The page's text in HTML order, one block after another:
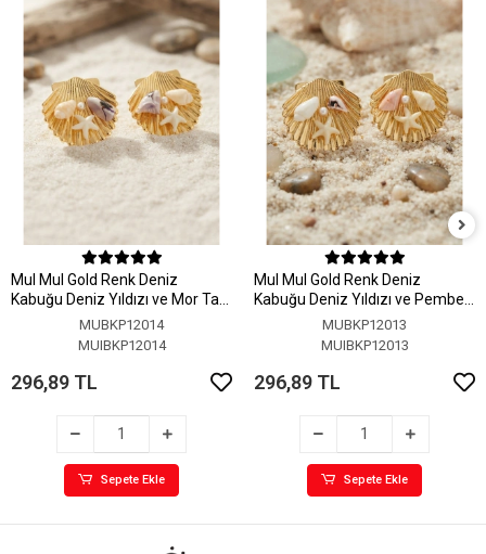
MuI MuI Gold Renk Deniz
Kabuğu Deniz Yıldızı ve Mor Taş
Detaylı KüpeMUBKP12014
MUIBKP12014
296,89 TL
Sepete Ekle
MuI MuI Gold Renk Deniz
Kabuğu Deniz Yıldızı ve Pembe
Taş Detaylı Küpe
MUBKP12013
MUIBKP12013
296,89 TL
Sepete Ekle